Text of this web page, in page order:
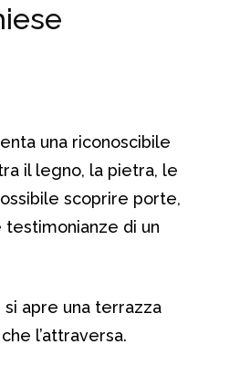
una riconoscibile
il legno, la pietra, le
scoprire porte,
di un
si apre una terrazza
l’attraversa.